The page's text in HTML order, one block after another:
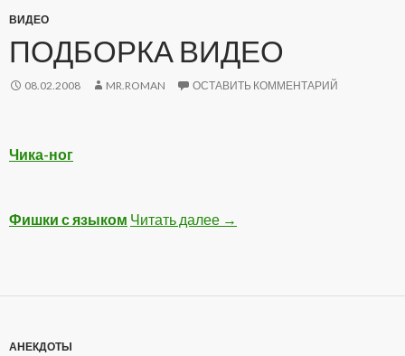
ВИДЕО
ПОДБОРКА ВИДЕО
08.02.2008 MR.ROMAN ОСТАВИТЬ КОММЕНТАРИЙ
Чика-ног
Фишки с языком Читать далее Подборка Видео
→
АНЕКДОТЫ